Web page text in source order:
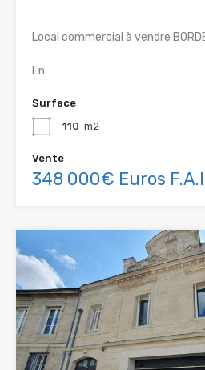
Local commercial à vendre
En…
Surface
110 m2
Vente
348 000€ Euros F.A.I